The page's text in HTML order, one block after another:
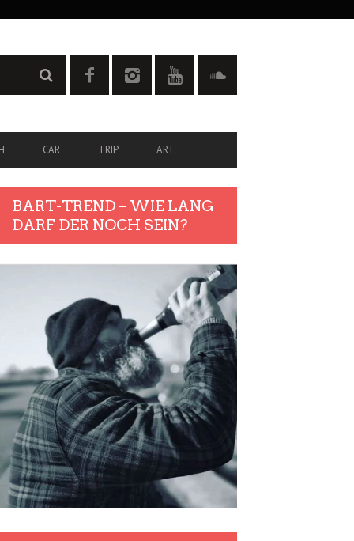
CAR TRIP ART
BART-TREND – WIE LANG
DARF DER NOCH SEIN?